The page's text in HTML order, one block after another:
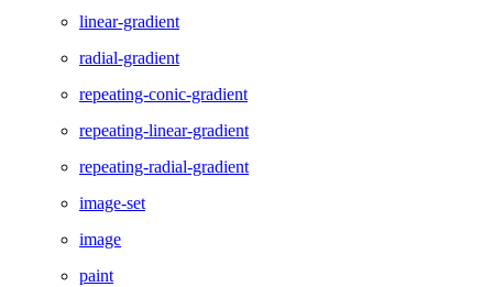
linear-gradient
radial-gradient
repeating-conic-gradient
repeating-linear-gradient
repeating-radial-gradient
image-set
image
paint